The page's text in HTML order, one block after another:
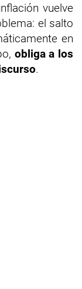
vuelve
el salto
en
obliga a los
.